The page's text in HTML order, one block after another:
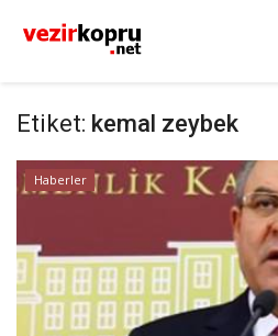
Etiket: kemal zeybek
Haberler